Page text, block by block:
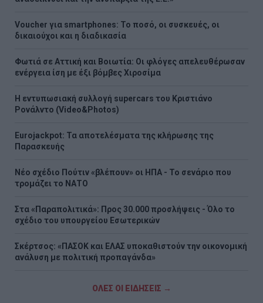
Voucher για smartphones: Το ποσό, οι συσκευές, οι
δικαιούχοι και η διαδικασία
Φωτιά σε Αττική και Βοιωτία: Οι φλόγες απελευθέρωσαν
ενέργεια ίση με έξι βόμβες Χιροσίμα
H εντυπωσιακή συλλογή supercars του Κριστιάνο
Ρονάλντο (Video&Photos)
Eurojackpot: Τα αποτελέσματα της κλήρωσης της
Παρασκευής
Νέο σχέδιο Πούτιν «βλέπουν» οι ΗΠΑ - Το σενάριο που
τρομάζει το ΝΑΤΟ
Στα «Παραπολιτικά»: Προς 30.000 προσλήψεις - Όλο το
σχέδιο του υπουργείου Εσωτερικών
Σκέρτσος: «ΠΑΣΟΚ και ΕΛΑΣ υποκαθιστούν την οικονομική
ανάλυση με πολιτική προπαγάνδα»
ΟΛΕΣ ΟΙ ΕΙΔΗΣΕΙΣ →